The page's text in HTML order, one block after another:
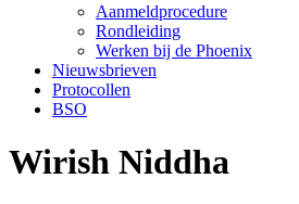
Aanmeldprocedure
Rondleiding
Werken bij de Phoenix
Nieuwsbrieven
Protocollen
BSO
Wirish Niddha